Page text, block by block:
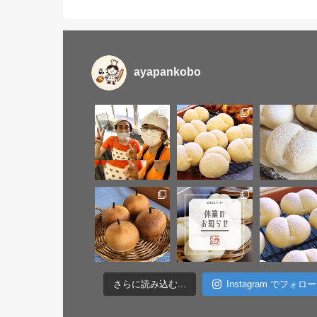
ayapankobo
さらに読み込む... Instagram でフォロー